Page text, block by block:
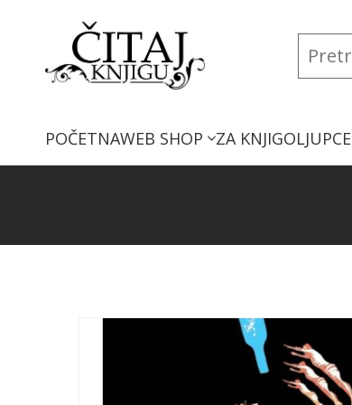
POČETNAWEB SHOP ZA KNJIGOLJUPCE